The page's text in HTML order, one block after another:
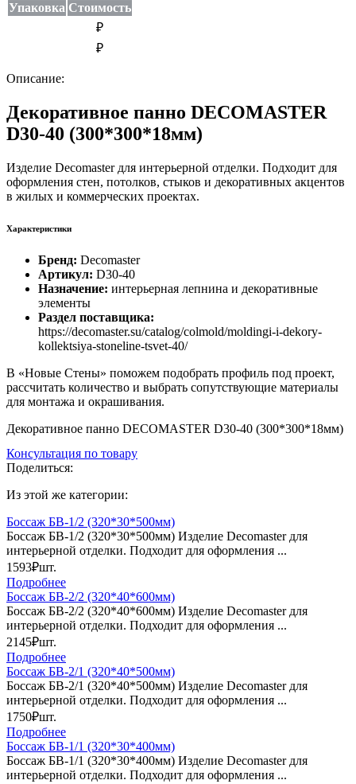
Упаковка Стоимость
₽
₽
Описание:
Декоративное панно DECOMASTER
D30-40 (300*300*18мм)
Изделие Decomaster для интерьерной отделки. Подходит для
оформления стен, потолков, стыков и декоративных акцентов
в жилых и коммерческих проектах.
Характеристики
Бренд: Decomaster
Артикул: D30-40
Назначение: интерьерная лепнина и декоративные
элементы
Раздел поставщика:
https://decomaster.su/catalog/colmold/moldingi-i-dekory-
kollektsiya-stoneline-tsvet-40/
В «Новые Стены» поможем подобрать профиль под проект,
рассчитать количество и выбрать сопутствующие материалы
для монтажа и окрашивания.
Декоративное панно DECOMASTER D30-40 (300*300*18мм)
Консультация по товару
Поделиться:
Из этой же категории:
Боссаж БВ-1/2 (320*30*500мм)
Боссаж БВ-1/2 (320*30*500мм) Изделие Decomaster для
интерьерной отделки. Подходит для оформления ...
1593₽шт.
Подробнее
Боссаж БВ-2/2 (320*40*600мм)
Боссаж БВ-2/2 (320*40*600мм) Изделие Decomaster для
интерьерной отделки. Подходит для оформления ...
2145₽шт.
Подробнее
Боссаж БВ-2/1 (320*40*500мм)
Боссаж БВ-2/1 (320*40*500мм) Изделие Decomaster для
интерьерной отделки. Подходит для оформления ...
1750₽шт.
Подробнее
Боссаж БВ-1/1 (320*30*400мм)
Боссаж БВ-1/1 (320*30*400мм) Изделие Decomaster для
интерьерной отделки. Подходит для оформления ...